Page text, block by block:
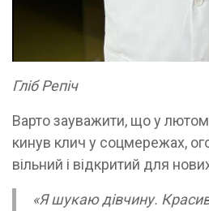
Гліб Репіч
Варто зауважити, що у
кинув клич у соцмережах,
вільний і відкритий для
«Я шукаю дівчину.